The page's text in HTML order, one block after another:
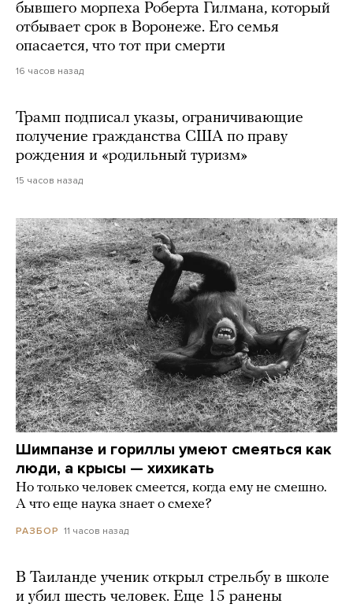
бывшего морпеха Роберта Гилмана, который
отбывает срок в Воронеже. Его семья
опасается, что тот при смерти
16 часов назад
Трамп подписал указы, ограничивающие
получение гражданства США по праву
рождения и «родильный туризм»
15 часов назад
Шимпанзе и гориллы умеют смеяться как
люди, а крысы — хихикать
Но только человек смеется, когда ему не смешно.
А что еще наука знает о смехе?
РАЗБОР 11 часов назад
В Таиланде ученик открыл стрельбу в школе
и убил шесть человек. Еще 15 ранены